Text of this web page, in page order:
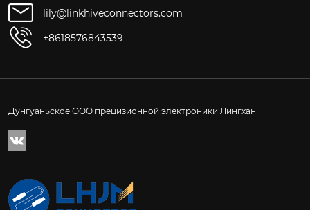
lily@linkhiveconnectors.com
+8618576843539
Дунгуаньское ООО прецизионной электроники Лингхан
